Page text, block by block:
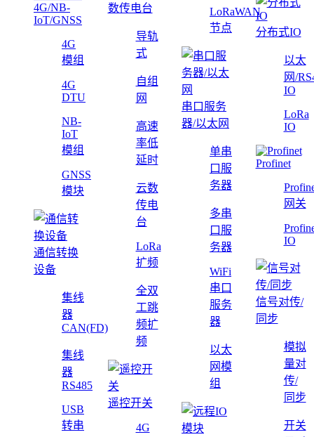
4G/NB-
IoT/GNSS
4G
模组
4G
DTU
NB-
IoT
模组
GNSS
模块
通信转换
设备
集线
器
CAN(FD)
集线
器
RS485
USB
转串
数传电台
导轨
式
自组
网
高速
率低
延时
云数
传电
台
LoRa
扩频
全双
工跳
频扩
频
遥控开关
4G
LoRaWAN
节点
串口服务
器/以太网
单串
口服
务器
多串
口服
务器
WiFi
串口
服务
器
以太
网模
组
分布式IO
以太
网/
IO
LoRa
IO
Profinet
网关
IO
信号对传/
同步
模拟
量对
传/
同步
开关